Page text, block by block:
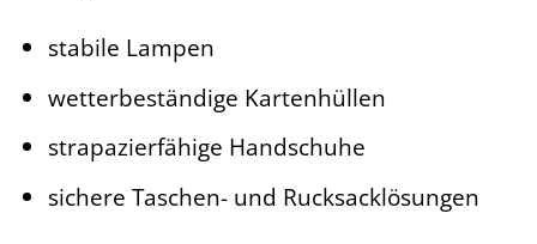
stabile Lampen
wetterbeständige Kartenhüllen
strapazierfähige Handschuhe
sichere Taschen- und Rucksacklösungen